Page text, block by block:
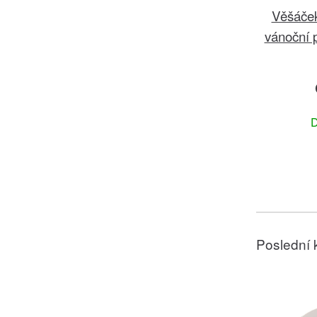
vánoční
Poslední